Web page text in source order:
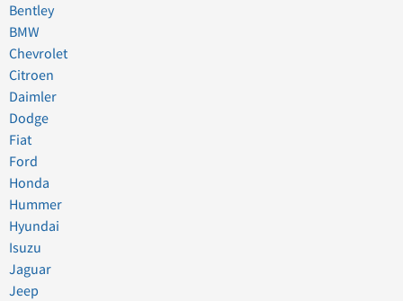
Bentley
BMW
Chevrolet
Citroen
Daimler
Dodge
Fiat
Ford
Honda
Hummer
Hyundai
Isuzu
Jaguar
Jeep